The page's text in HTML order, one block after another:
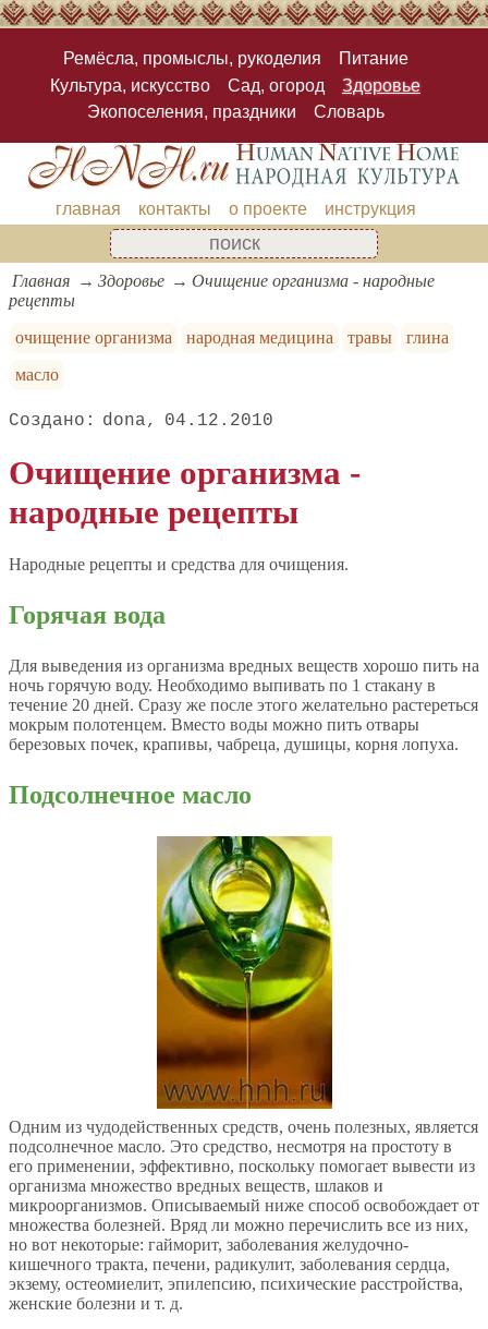
Ремёсла, промыслы, рукоделия
Питание
Культура, искусство
Сад, огород
Здоровье
Экопоселения, праздники
Словарь
главная контакты о проекте инструкция
Главная Здоровье
Очищение организма - народные
рецепты
очищение организма
народная медицина травы
глина
масло
dona 04.12.2010
Очищение организма -
народные рецепты
Народные рецепты и средства для очищения.
Горячая вода
Для выведения из организма вредных веществ хорошо пить на
ночь горячую воду. Необходимо выпивать по 1 стакану в
течение 20 дней. Сразу же после этого желательно растереться
мокрым полотенцем. Вместо воды можно пить отвары
березовых почек, крапивы, чабреца, душицы, корня лопуха.
Подсолнечное масло
Одним из чудодейственных средств, очень полезных, является
подсолнечное масло. Это средство, несмотря на простоту в
его применении, эффективно, поскольку помогает вывести из
организма множество вредных веществ, шлаков и
микроорганизмов. Описываемый ниже способ освобождает от
множества болезней. Вряд ли можно перечислить все из них,
но вот некоторые: гайморит, заболевания желудочно-
кишечного тракта, печени, радикулит, заболевания сердца,
экзему, остеомиелит, эпилепсию, психические расстройства,
женские болезни и т. д.